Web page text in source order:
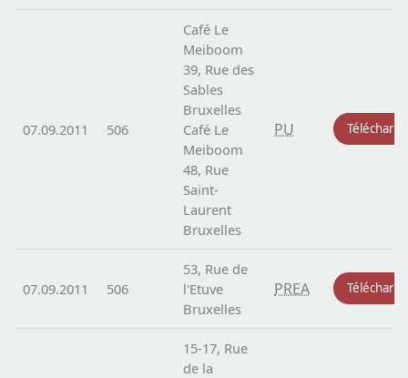
07.09.2011 506
Café Le
Meiboom
39, Rue des
Sables
Bruxelles
Café Le
Meiboom
48, Rue
Saint-
Laurent
Bruxelles
PU
07.09.2011 506
53, Rue de
l'Etuve
Bruxelles
PREA
15-17, Rue
de la